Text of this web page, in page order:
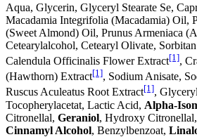
Aqua, Glycerin, Glyceryl Stearate Se,
Macadamia Integrifolia (Macadamia) Oil,
(Sweet Almond) Oil, Prunus Armeniaca
Cetearylalcohol, Cetearyl Olivate,
Calendula Officinalis Flower Extract[1],
(Hawthorn) Extract[1], Sodium Anisate,
Ruscus Aculeatus Root Extract[1],
Tocopherylacetat, Lactic Acid, Alpha-
Citronellal, Geraniol, Hydroxy Citronellal,
Cinnamyl Alcohol, Benzylbenzoat,